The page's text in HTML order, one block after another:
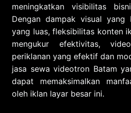
meningkatkan visibilitas
Dengan dampak visual yang
yang luas, fleksibilitas konten
mengukur efektivitas,
periklanan yang efektif dan
jasa sewa videotron Batam
dapat memaksimalkan
oleh iklan layar besar ini.